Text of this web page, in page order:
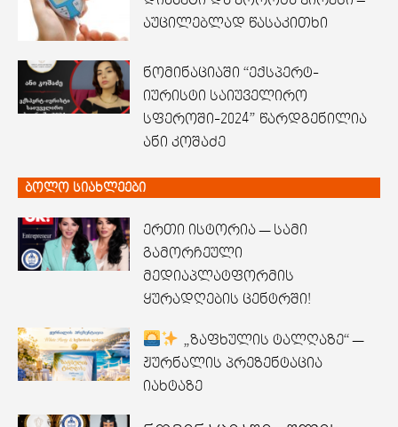
აუცილებლად წასაკითხი
ნომინაციაში “ექსპერტ-
იურისტი საიუველირო
სფეროში-2024” წარდგენილია
ანი კოშაძე
ბოლო სიახლეები
ერთი ისტორია — სამი
გამორჩეული
მედიაპლატფორმის
ყურადღების ცენტრში!
„ზაფხულის ტალღაზე“ —
ჟურნალის პრეზენტაცია
იახტაზე